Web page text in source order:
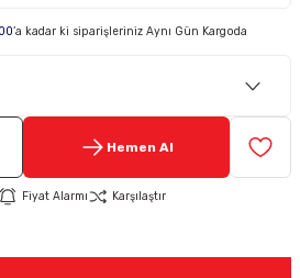
’a kadar ki siparişleriniz Aynı Gün Kargoda
Hemen Al
Fiyat Alarmı
Karşılaştır